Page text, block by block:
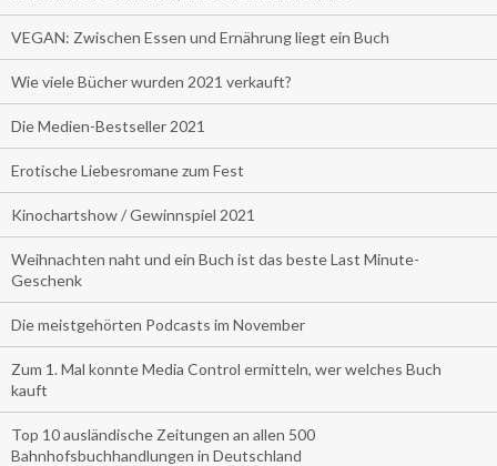
VEGAN: Zwischen Essen und Ernährung liegt ein Buch
Wie viele Bücher wurden 2021 verkauft?
Die Medien-Bestseller 2021
Erotische Liebesromane zum Fest
Kinochartshow / Gewinnspiel 2021
Weihnachten naht und ein Buch ist das beste Last Minute-
Geschenk
Die meistgehörten Podcasts im November
Zum 1. Mal konnte Media Control ermitteln, wer welches Buch
kauft
Top 10 ausländische Zeitungen an allen 500
Bahnhofsbuchhandlungen in Deutschland